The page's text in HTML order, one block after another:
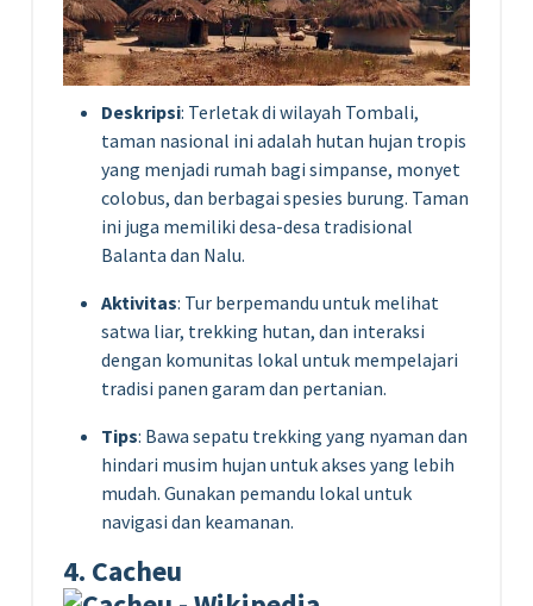
Deskripsi: Terletak di wilayah Tombali,
taman nasional ini adalah hutan hujan tropis
yang menjadi rumah bagi simpanse, monyet
colobus, dan berbagai spesies burung. Taman
ini juga memiliki desa-desa tradisional
Balanta dan Nalu.
Aktivitas: Tur berpemandu untuk melihat
satwa liar, trekking hutan, dan interaksi
dengan komunitas lokal untuk mempelajari
tradisi panen garam dan pertanian.
Tips: Bawa sepatu trekking yang nyaman dan
hindari musim hujan untuk akses yang lebih
mudah. Gunakan pemandu lokal untuk
navigasi dan keamanan.
4. Cacheu